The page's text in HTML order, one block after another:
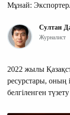
Мұнай:
Султан
Журналист
2022 жылы
ресурстары, оның
белгіленген түзету